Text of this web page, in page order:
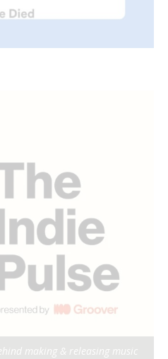
making & releasing music